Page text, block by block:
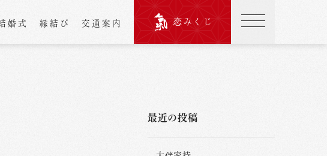
婚式 縁結び 交通案内 恋みくじ
最近の投稿